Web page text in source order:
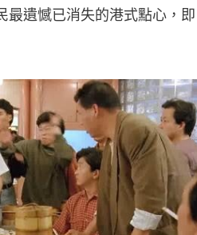
最遺憾已消失的港式點心，即